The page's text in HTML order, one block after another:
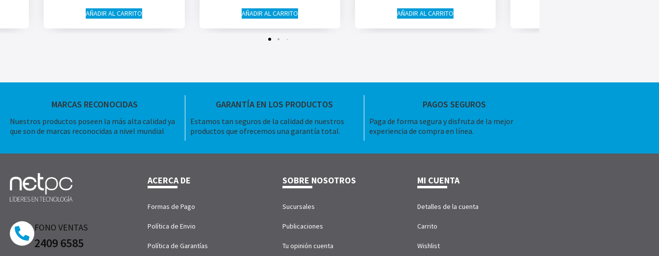
AÑADIR AL CARRITO AÑADIR AL CARRITO AÑADIR AL CARRITO
MARCAS RECONOCIDAS
Nuestros productos poseen la más alta calidad ya
que son de marcas reconocidas a nivel mundial
GARANTÍA EN LOS PRODUCTOS
Estamos tan seguros de la calidad de nuestros
productos que ofrecemos una garantía total.
PAGOS SEGUROS
Paga de forma segura y disfruta de la mejor
experiencia de compra en línea.
FONO VENTAS
2409 6585
ACERCA DE
Formas de Pago
Política de Envio
Política de Garantías
SOBRE NOSOTROS
Sucursales
Publicaciones
Tu opinión cuenta
MI CUENTA
Detalles de la cuenta
Carrito
Wishlist